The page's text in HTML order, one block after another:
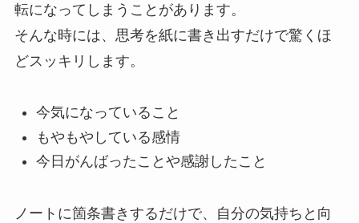
転になってしまうことがあります。
そんな時には、思考を紙に書き出すだけで驚くほ
どスッキリします。
今気になっていること
もやもやしている感情
今日がんばったことや感謝したこと
ノートに箇条書きするだけで、自分の気持ちと向